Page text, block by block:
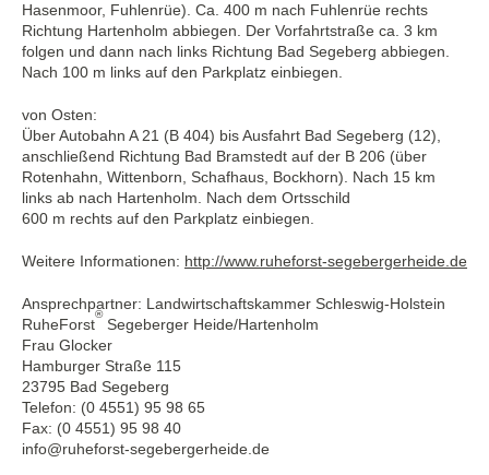
Hasenmoor, Fuhlenrüe). Ca. 400 m nach Fuhlenrüe rechts
Richtung Hartenholm abbiegen. Der Vorfahrtstraße ca. 3 km
folgen und dann nach links Richtung Bad Segeberg abbiegen.
Nach 100 m links auf den Parkplatz einbiegen.
von Osten:
Über Autobahn A 21 (B 404) bis Ausfahrt Bad Segeberg (12),
anschließend Richtung Bad Bramstedt auf der B 206 (über
Rotenhahn, Wittenborn, Schafhaus, Bockhorn). Nach 15 km
links ab nach Hartenholm. Nach dem Ortsschild
600 m rechts auf den Parkplatz einbiegen.
Weitere Informationen: http://www.ruheforst-segebergerheide.de
Ansprechpartner: Landwirtschaftskammer Schleswig-Holstein
RuheForst
®
Segeberger Heide/Hartenholm
Frau Glocker
Hamburger Straße 115
23795 Bad Segeberg
Telefon: (0 4551) 95 98 65
Fax: (0 4551) 95 98 40
info@ruheforst-segebergerheide.de